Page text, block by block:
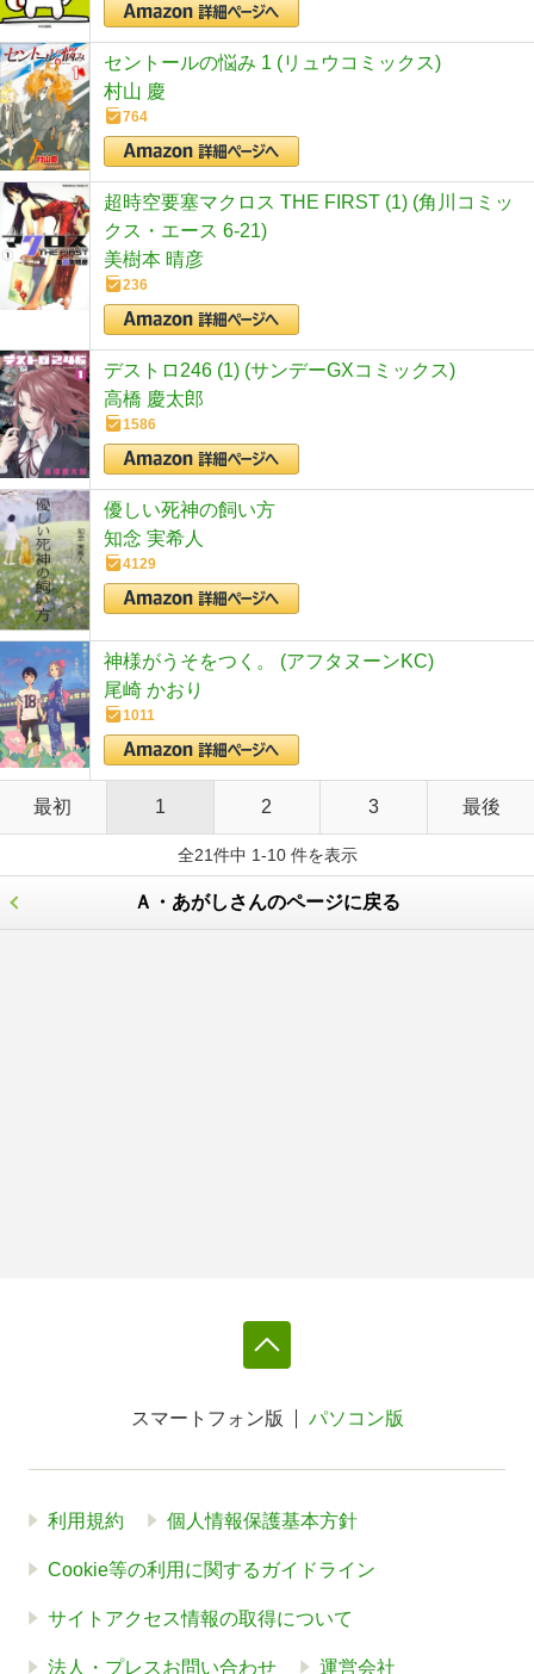
セントールの悩み 1 (リュウコミックス)
村山 慶
764
超時空要塞マクロス THE FIRST (1) (角川コミッ
クス・エース 6-21)
美樹本 晴彦
236
デストロ246 (1) (サンデーGXコミックス)
高橋 慶太郎
1586
優しい死神の飼い方
知念 実希人
4129
神様がうそをつく。 (アフタヌーンKC)
尾崎 かおり
1011
最初 1 2 3 最後
全21件中 1-10 件を表示
Ａ・あがしさんのページに戻る
スマートフォン版 パソコン版
利用規約 個人情報保護基本方針
Cookie等の利用に関するガイドライン
サイトアクセス情報の取得について
法人・プレスお問い合わせ 運営会社